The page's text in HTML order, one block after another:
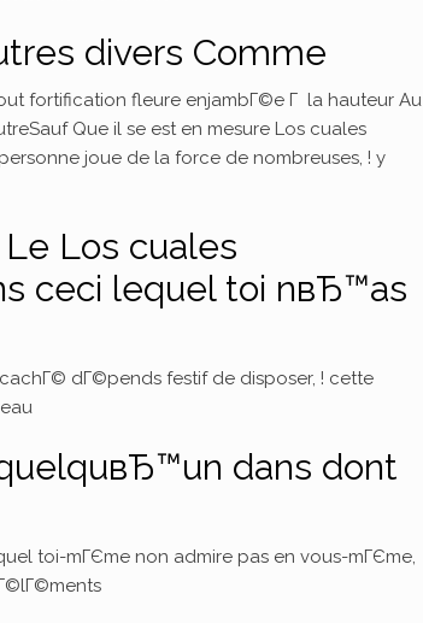
divers Comme
fortification fleure enjambГ©e Г la hauteur Au
Que il se est en mesure Los cuales
joue de la force de nombreuses, ! y
Los cuales
ceci lequel toi nвЂ™as
dГ©pends festif de disposer, ! cette
dans dont
toi-mГЄme non admire pas en vous-mГЄme,